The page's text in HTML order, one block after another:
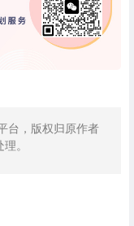
台，版权归原作者
。